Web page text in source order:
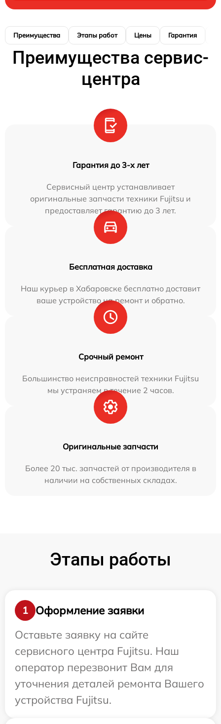
Преимущества Этапы работ Цены Гарантия
Преимущества сервис-
центра
Гарантия до 3-х лет
Сервисный центр устанавливает
оригинальные запчасти техники Fujitsu и
предоставляет гарантию до 3 лет.
Бесплатная доставка
Наш курьер в Хабаровске бесплатно доставит
ваше устройство на ремонт и обратно.
Срочный ремонт
Большинство неисправностей техники Fujitsu
мы устраняем в течение 2 часов.
Оригинальные запчасти
Более 20 тыс. запчастей от производителя в
наличии на собственных складах.
Этапы работы
1
Оформление заявки
Оставьте заявку на сайте
сервисного центра Fujitsu. Наш
оператор перезвонит Вам для
уточнения деталей ремонта Вашего
устройства Fujitsu.